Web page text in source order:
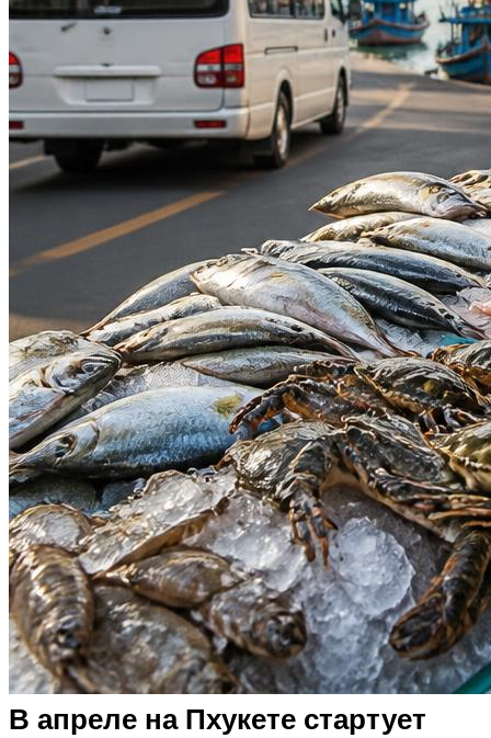
В апреле на Пхукете стартует